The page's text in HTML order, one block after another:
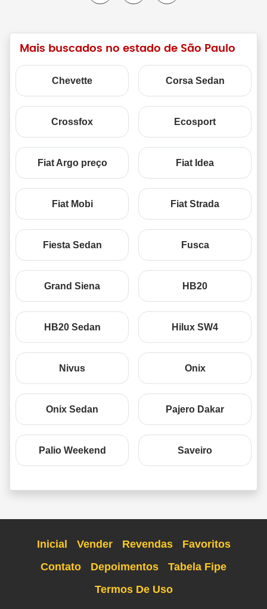
Mais buscados no estado de São Paulo
Chevette Corsa Sedan
Crossfox Ecosport
Fiat Argo preço Fiat Idea
Fiat Mobi Fiat Strada
Fiesta Sedan Fusca
Grand Siena HB20
HB20 Sedan Hilux SW4
Nivus Onix
Onix Sedan Pajero Dakar
Palio Weekend Saveiro
Inicial Vender Revendas
Favoritos
Contato
Depoimentos
Tabela Fipe
Termos De Uso